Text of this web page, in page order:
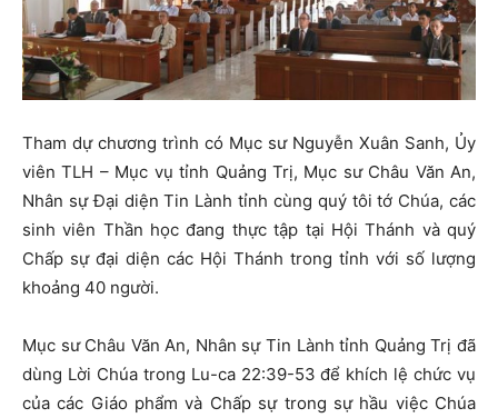
Tham dự chương trình có Mục sư Nguyễn Xuân Sanh, Ủy
viên TLH – Mục vụ tỉnh Quảng Trị, Mục sư Châu Văn An,
Nhân sự Đại diện Tin Lành tỉnh cùng quý tôi tớ Chúa, các
sinh viên Thần học đang thực tập tại Hội Thánh và quý
Chấp sự đại diện các Hội Thánh trong tỉnh với số lượng
khoảng 40 người.
Mục sư Châu Văn An, Nhân sự Tin Lành tỉnh Quảng Trị đã
dùng Lời Chúa trong Lu-ca 22:39-53 để khích lệ chức vụ
của các Giáo phẩm và Chấp sự trong sự hầu việc Chúa